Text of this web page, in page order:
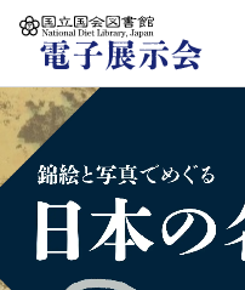
本文へ移動